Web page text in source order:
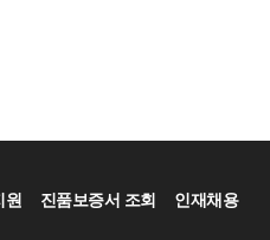
원 진품보증서 조회 인재채용